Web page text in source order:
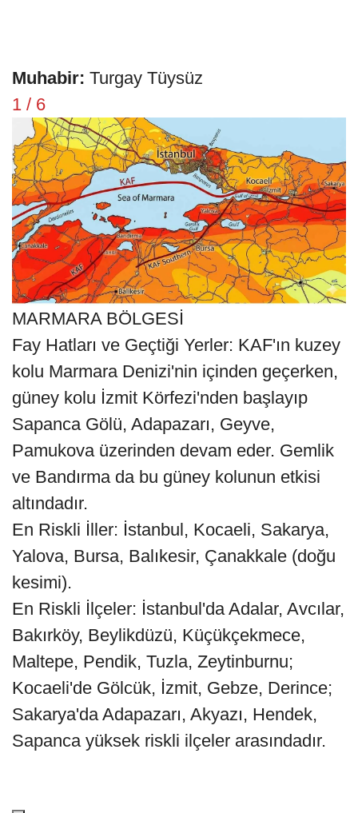
Muhabir: Turgay Tüysüz
1 / 6
MARMARA BÖLGESİ
Fay Hatları ve Geçtiği Yerler: KAF'ın kuzey
kolu Marmara Denizi'nin içinden geçerken,
güney kolu İzmit Körfezi'nden başlayıp
Sapanca Gölü, Adapazarı, Geyve,
Pamukova üzerinden devam eder. Gemlik
ve Bandırma da bu güney kolunun etkisi
altındadır.
En Riskli İller: İstanbul, Kocaeli, Sakarya,
Yalova, Bursa, Balıkesir, Çanakkale (doğu
kesimi).
En Riskli İlçeler: İstanbul'da Adalar, Avcılar,
Bakırköy, Beylikdüzü, Küçükçekmece,
Maltepe, Pendik, Tuzla, Zeytinburnu;
Kocaeli'de Gölcük, İzmit, Gebze, Derince;
Sakarya'da Adapazarı, Akyazı, Hendek,
Sapanca yüksek riskli ilçeler arasındadır.